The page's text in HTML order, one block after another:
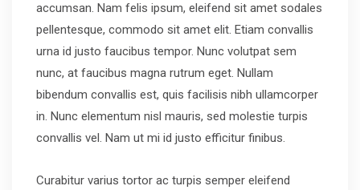
accumsan. Nam felis ipsum, eleifend sit amet sodales
pellentesque, commodo sit amet elit. Etiam convallis
urna id justo faucibus tempor. Nunc volutpat sem
nunc, at faucibus magna rutrum eget. Nullam
bibendum convallis est, quis facilisis nibh ullamcorper
in. Nunc elementum nisl mauris, sed molestie turpis
convallis vel. Nam ut mi id justo efficitur finibus.
Curabitur varius tortor ac turpis semper eleifend